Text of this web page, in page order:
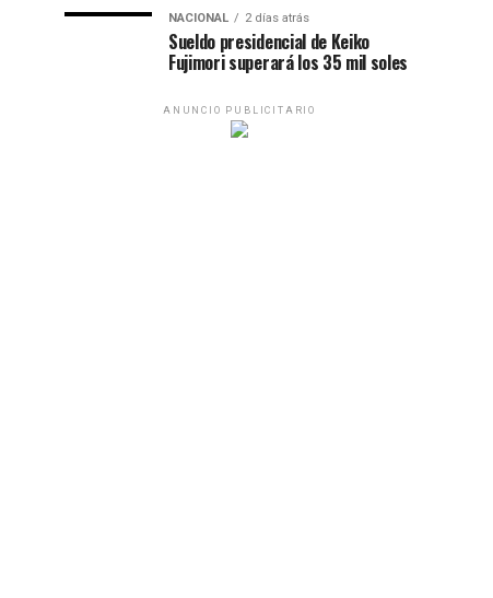
NACIONAL 2 días atrás
Sueldo presidencial de Keiko
Fujimori superará los 35 mil soles
ANUNCIO PUBLICITARIO